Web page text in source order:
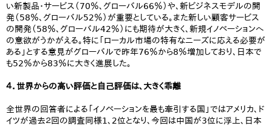
い新製品・サービス（70％、グローバル66％）や、新ビジネスモデルの開
発（58％、グローバル52％）が重要としている。また新しい顧客サービス
の開発（58％、グローバル42％）にも期待が大きく、新規イノベーションへ
の意欲がうかがえる。特に「ローカル市場の特有なニーズに応える必要が
ある」とする意見がグローバルで昨年76％から8％増加しており、日本で
も52％から83％に大きく進展した。
４．世界からの高い評価と自己評価は、大きく乖離
全世界の回答者による「イノベーションを最も牽引する国」ではアメリカ、ド
イツが過去２回の調査同様1、2位となり、今回は中国が3位に浮上、日本